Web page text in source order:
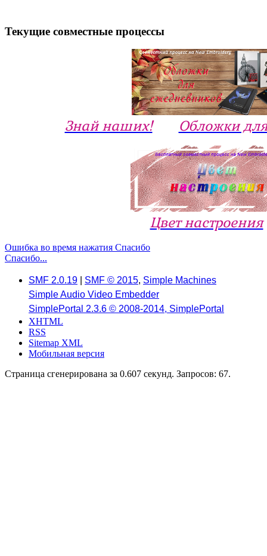
Текущие совместные процессы
Знай наших! Обложки
Цвет настроения
Ошибка во время нажатия Спасибо
Спасибо...
SMF 2.0.19 SMF © 2015, Simple Machines
Simple Audio Video Embedder
SimplePortal 2.3.6 © 2008-2014, SimplePortal
XHTML
RSS
Sitemap XML
Мобильная версия
Страница сгенерирована за 0.607 секунд. Запросов: 67.